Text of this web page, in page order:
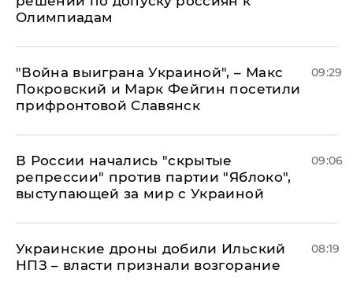
Олимпиадам
"Война выиграна Украиной", – Макс
Покровский и Марк Фейгин посетили
прифронтовой Славянск
09:29
В России начались "скрытые
репрессии" против партии "Яблоко",
выступающей за мир с Украиной
09:06
Украинские дроны добили Ильский
НПЗ – власти признали возгорание
08:19